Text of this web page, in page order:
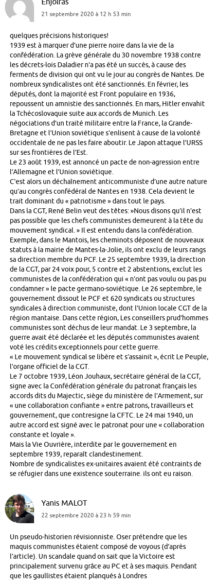
21 septembre 2020 à 12 h 53 min
quelques précisions historiques!
1939 est à marquer d’une pierre noire dans la vie de la
confédération. La grève générale du 30 novembre 1938 contre
les décrets-lois Daladier n’a pas été un succès, à cause des
ferments de division qui ont vu le jour au congrès de Nantes. De
nombreux syndicalistes ont été sanctionnés. En février, les
députés, dont la majorité est Front populaire en 1936,
repoussent un amnistie des sanctionnés. En mars, Hitler envahit
la Tchécoslovaquie suite aux accords de Munich. Les
négociations d’un traité militaire entre la France, la Grande-
Bretagne et l’Union soviétique s’enlisent à cause de la volonté
occidentale de ne pas les faire aboutir. Le Japon attaque l’URSS
sur ses frontières de l’Est.
Le 23 août 1939, est annoncé un pacte de non-agression entre
l’Allemagne et l’Union soviétique.
C’est alors un déchaînement anticommuniste d’une autre nature
qu’au congrès confédéral de Nantes en 1938. Cela devient le
trait dominant du « patriotisme » dans tout le pays.
Dans la CGT, René Belin veut des têtes: »Nous disons qu’il n’est
pas possible que les chefs communistes demeurent à la tête du
mouvement syndical. » Il est entendu dans la confédération.
Exemple, dans le Mantois, les cheminots déposent de nouveaux
statuts à la mairie de Mantes-la-Jolie, ils ont exclu de leurs rangs
sa direction membre du PCF. Le 25 septembre 1939, la direction
de la CGT, par 24 voix pour, 5 contre et 2 abstentions, exclut les
communistes de la confédération qui « n’ont pas voulu ou pas pu
condamner » le pacte germano-soviétique. Le 26 septembre, le
gouvernement dissout le PCF et 620 syndicats ou structures
syndicales à direction communiste, dont l’Union locale CGT de la
région mantaise. Dans cette région, Les conseillers prud’hommes
communistes sont déchus de leur mandat. Le 3 septembre, la
guerre avait été déclarée et les députés communistes avaient
voté les crédits exceptionnels pour cette guerre.
« Le mouvement syndical se libère et s’assainit », écrit Le Peuple,
l’organe officiel de la CGT.
Le 7 octobre 1939, Léon Jouhaux, secrétaire général de la CGT,
signe avec la Confédération générale du patronat français les
accords dits du Majectic, siège du ministère de l’Armement, sur
« une collaboration confiante » entre patrons, travailleurs et
gouvernement, que contresigne la CFTC. Le 24 mai 1940, un
autre accord est signé avec le patronat pour une « collaboration
constante et loyale ».
Mais la Vie Ouvrière, interdite par le gouvernement en
septembre 1939, reparaît clandestinement.
Nombre de syndicalistes ex-unitaires avaient été contraints de
se réfugier dans une existence souterraine. ils ont eu raison.
Yanis MALOT
22 septembre 2020 à 23 h 59 min
Un pseudo-historien révisionniste. Oser prétendre que les
maquis communistes étaient composé de voyous (d’après
l’article). Un scandale quand on sait que la Victoire est
principalement survenu grâce au PC et à ses maquis. Pendant
que les gaullistes étaient planqués à Londres